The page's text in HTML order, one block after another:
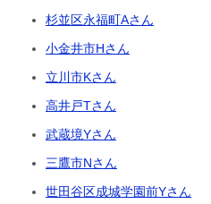
杉並区永福町Aさん
小金井市Hさん
立川市Kさん
高井戸Tさん
武蔵境Yさん
三鷹市Nさん
世田谷区成城学園前Yさん